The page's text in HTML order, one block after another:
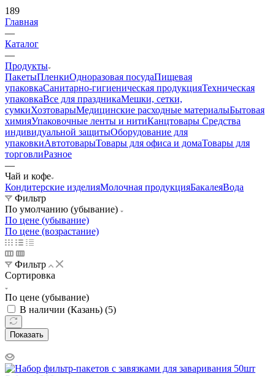
189
Главная
—
Каталог
—
Продукты
ПакетыПленкиОдноразовая посудаПищевая
упаковкаСанитарно-гигиеническая продукцияТехническая
упаковкаВсе для праздникаМешки, сетки,
сумкиХозтоварыМедицинские расходные материалыБытовая
химияУпаковочные ленты и нитиКанцтовары Средства
индивидуальной защитыОборудование для
упаковкиАвтотоварыТовары для офиса и домаТовары для
торговлиРазное
—
Чай и кофе
Кондитерские изделияМолочная продукцияБакалеяВода
Фильтр
По умолчанию (убывание)
По цене (убывание)
По цене (возрастание)
Фильтр
Сортировка
По цене (убывание)
В наличии (Казань) (5)
Показать